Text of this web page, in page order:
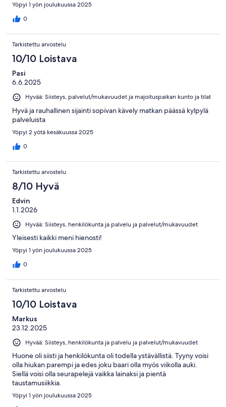
Yöpyi 1 yön joulukuussa 2025
0
Tarkistettu arvostelu
10/10 Loistava
Pasi
6.6.2025
Hyvää: Siisteys, palvelut/mukavuudet ja majoituspaikan kunto ja tilat
Hyvä ja rauhallinen sijainti sopivan kävely matkan päässä kylpylä
palveluista
Yöpyi 2 yötä kesäkuussa 2025
0
Tarkistettu arvostelu
8/10 Hyvä
Edvin
1.1.2026
Hyvää: Siisteys, henkilökunta ja palvelu ja palvelut/mukavuudet
Yleisesti kaikki meni hienosti!
Yöpyi 1 yön joulukuussa 2025
0
Tarkistettu arvostelu
10/10 Loistava
Markus
23.12.2025
Hyvää: Siisteys, henkilökunta ja palvelu ja palvelut/mukavuudet
Huone oli siisti ja henkilökunta oli todella ystävällistä. Tyyny voisi
olla hiukan parempi ja edes joku baari olla myös viikolla auki.
Siellä voisi olla seurapelejä vaikka lainaksi ja pientä
taustamusiikkia.
Yöpyi 1 yön joulukuussa 2025